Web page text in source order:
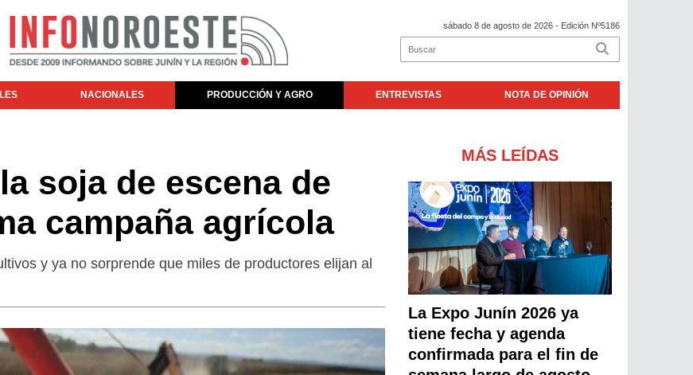
sábado 8 de agosto de 2026 - Edición Nº5186
NACIONALES PRODUCCIÓN Y AGRO ENTREVISTAS NOTA DE OPINIÓN
soja de escena de
campaña agrícola
y ya no sorprende que miles de productores elijan al
MÁS LEÍDAS
La Expo Junín 2026 ya
tiene fecha y agenda
confirmada para el fin de